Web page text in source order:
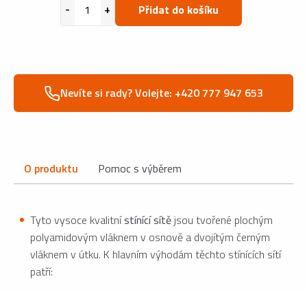
Přidat do košíku
Nevíte si rady? Volejte: +420 777 947 653
O produktu Pomoc s výběrem
Tyto vysoce kvalitnístínící sítě jsou tvořené plochým
polyamidovým vláknem v osnově a dvojítým černým
vláknem v útku. K hlavním výhodám těchto stínících sítí
patří: